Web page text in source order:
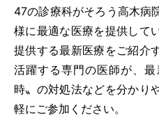
予約専用電話番号
TEL.
TEL.
47の診療科がそろう高木病
様に最適な医療を提供して
提供する最新医療をご紹介
活躍する専門の医師が、
時〟の対処法などを分かり
軽にご参加ください。